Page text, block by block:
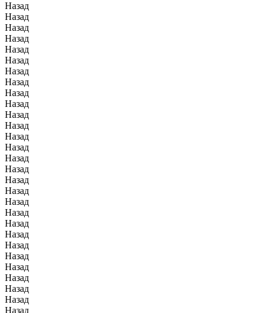
Назад
Назад
Назад
Назад
Назад
Назад
Назад
Назад
Назад
Назад
Назад
Назад
Назад
Назад
Назад
Назад
Назад
Назад
Назад
Назад
Назад
Назад
Назад
Назад
Назад
Назад
Назад
Назад
Назад